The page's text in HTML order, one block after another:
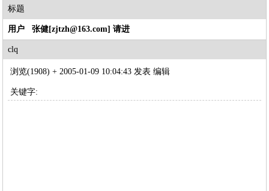
标题
用户 张健[zjtzh@163.com] 请进
clq
浏览(1908) +2005-01-09 10:04:43 发表编辑
关键字: